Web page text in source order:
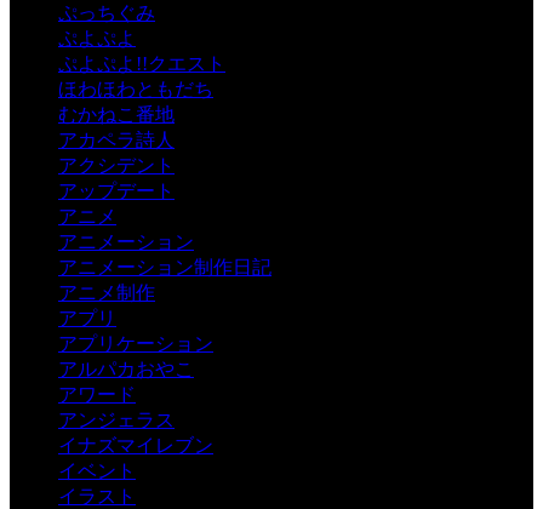
ぷっちぐみ
ぷよぷよ
ぷよぷよ!!クエスト
ほわほわともだち
むかねこ番地
アカペラ詩人
アクシデント
アップデート
アニメ
アニメーション
アニメーション制作日記
アニメ制作
アプリ
アプリケーション
アルパカおやこ
アワード
アンジェラス
イナズマイレブン
イベント
イラスト